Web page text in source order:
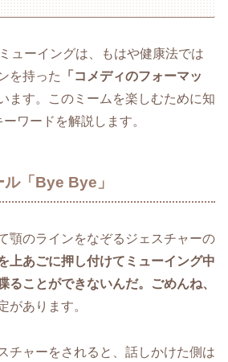
ューイングは、もはや健康法では
を持った
「コメディのフォーマッ
ます。このミームを楽しむために知
ワードを解説します。
「Bye Bye」
顎のラインをなぞるジェスチャーの
上あごに押し付けてミューイング中
ることができないんだ。ごめんね、
があります。
チャーをされると、話しかけた側は